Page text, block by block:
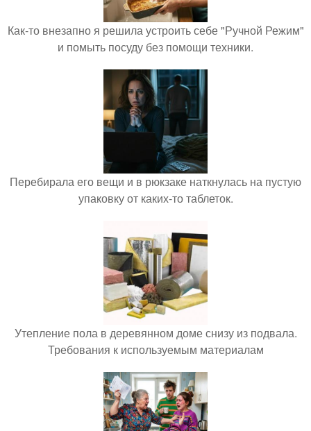
Как-то внезапно я решила устроить себе "Ручной Режим"
и помыть посуду без помощи техники.
Перебирала его вещи и в рюкзаке наткнулась на пустую
упаковку от каких-то таблеток.
Утепление пола в деревянном доме снизу из подвала.
Требования к используемым материалам